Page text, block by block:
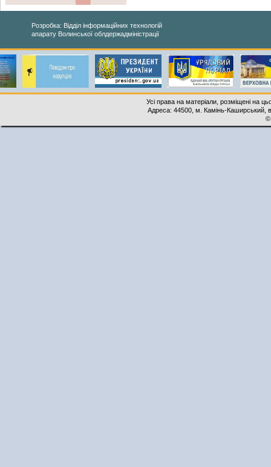
Розробка: Відділ інформаційних технологій
апарату Волинської облдержадміністрації
Усі права на матеріали, розміщені на
Адреса: 44500, м. Камінь-Каширський,
©